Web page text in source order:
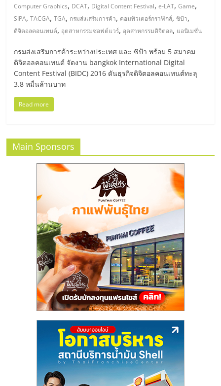
รน
ไชส์
ขาย
แฟ
ไชส์
ไชส์
ขาย
หน้า
บ้าน
ลงทุน
น้อย
Computer Graphics, DCAT, Digital Content Festival,e-LAT,Game,
SIPA,TACGA,TGA, กรมส่งเสริมการค้า, คอมพิวเตอร์กราฟิกส์,ซิป้า,
ดิจิตอลคอนเทนต์, อุตสาหกรรมซอฟต์แวร์, อุตสาหกรรมดิจิตอล, แอนิเมชั่น
กรมส่งเสริมการค้าระหว่างประเทศ และ ซิป้า พร้อม 5 สมาคม
ดิจิตอลคอนเทนต์ จัดงาน bangkok International Digital
Content Festival (BIDC) 2016 ดันธุรกิจดิจิตอลคอนเทนต์ทะลุ
3.8 หมื่นล้านบาท
Read more
Main Sponsors